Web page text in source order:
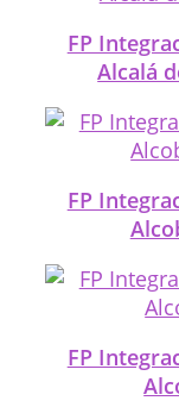
FP
Alcalá
FP
FP